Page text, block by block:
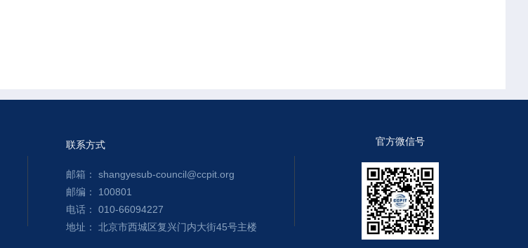
联系方式
邮箱： shangyesub-council@ccpit.org
邮编： 100801
电话： 010-66094227
地址： 北京市西城区复兴门内大街45号主楼
官方微信号